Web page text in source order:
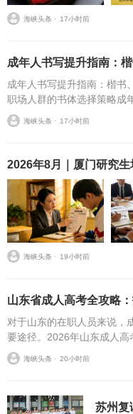
海峡头条 ⋅ 17小时前
成年人书写提升指南：
成年人书写提升指南：楷
职场人群的书体选择策略成
常常面临一个具体问题：字
书快写，或者干脆练行...
海峡头条 ⋅ 17小时前
2026年8月｜厦门研究生
海峡头条 ⋅ 19小时前
山东省成人高考全攻略
对于山东的在职人员来说，
要途径。2026年山东成人
程、条件筛选、院校选择等
程、报考条件、院校...
海峡头条 ⋅ 20小时前
苏州复